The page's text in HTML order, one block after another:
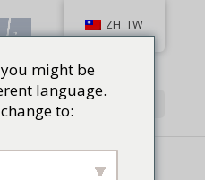
ZH_TW
might be
language.
to: